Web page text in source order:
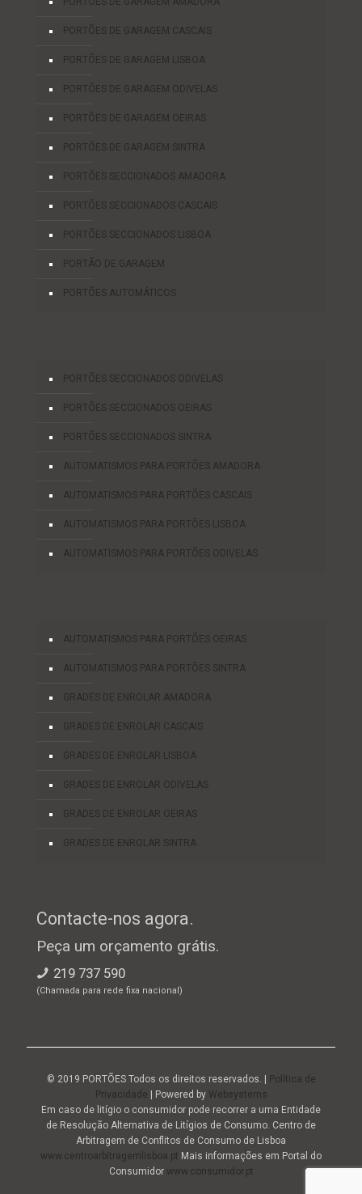
PORTÕES DE GARAGEM CASCAIS
PORTÕES DE GARAGEM LISBOA
PORTÕES DE GARAGEM ODIVELAS
PORTÕES DE GARAGEM OEIRAS
PORTÕES DE GARAGEM SINTRA
PORTÕES SECCIONADOS AMADORA
PORTÕES SECCIONADOS CASCAIS
PORTÕES SECCIONADOS LISBOA
PORTÃO DE GARAGEM
PORTÕES AUTOMÁTICOS
PORTÕES SECCIONADOS ODIVELAS
PORTÕES SECCIONADOS OEIRAS
PORTÕES SECCIONADOS SINTRA
AUTOMATISMOS PARA PORTÕES AMADORA
AUTOMATISMOS PARA PORTÕES CASCAIS
AUTOMATISMOS PARA PORTÕES LISBOA
AUTOMATISMOS PARA PORTÕES ODIVELAS
AUTOMATISMOS PARA PORTÕES OEIRAS
AUTOMATISMOS PARA PORTÕES SINTRA
GRADES DE ENROLAR AMADORA
GRADES DE ENROLAR CASCAIS
GRADES DE ENROLAR LISBOA
GRADES DE ENROLAR ODIVELAS
GRADES DE ENROLAR OEIRAS
GRADES DE ENROLAR SINTRA
Contacte-nos agora.
Peça um orçamento grátis.
219 737 590
(Chamada para rede fixa nacional)
© 2019 PORTÕES Todos os direitos reservados. |
Política de
Privacidade | Powered by Websystems
Em caso de litígio o consumidor pode recorrer a uma Entidade
de Resolução Alternativa de Litígios de Consumo. Centro de
Arbitragem de Conflitos de Consumo de Lisboa
www.centroarbitragemlisboa.pt Mais informações em Portal do
Consumidor www.consumidor.pt